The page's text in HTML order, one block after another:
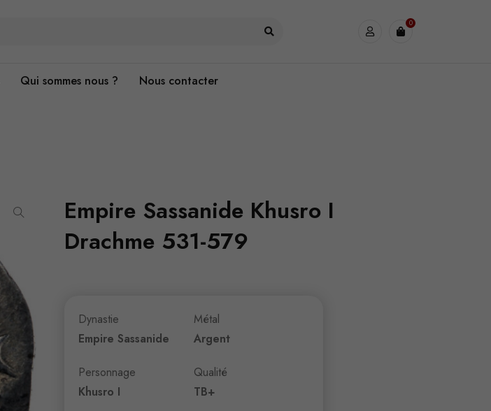
0
Qui sommes nous ? Nous contacter
Empire Sassanide Khusro I
Drachme 531-579
Dynastie
Empire Sassanide
Personnage
Khusro I
Métal
Argent
Qualité
TB+